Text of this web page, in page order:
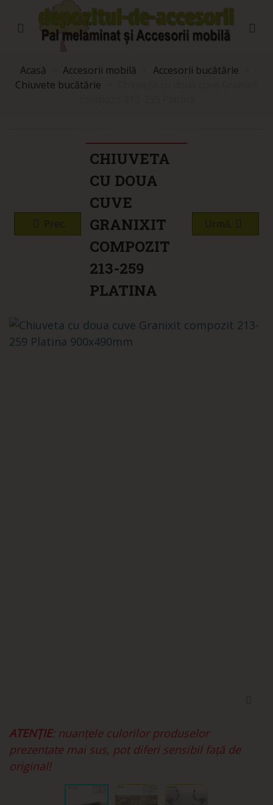
Acasă Accesorii mobilă Accesorii bucătărie
Chiuvete bucătărie
CHIUVETA
CU DOUA
CUVE
GRANIXIT
COMPOZIT
213-259
PLATINA
ATENȚIE: nuanțele culorilor produselor
prezentate mai sus, pot diferi sensibil față de
original!